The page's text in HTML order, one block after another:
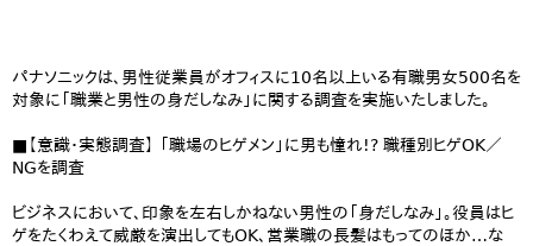
パナソニックは、男性従業員がオフィスに10名以上いる有職男女500名を
対象に「職業と男性の身だしなみ」に関する調査を実施いたしました。
■【意識・実態調査】 「職場のヒゲメン」に男も憧れ!? 職種別ヒゲOK／
NGを調査
ビジネスにおいて、印象を左右しかねない男性の「身だしなみ」。役員はヒ
ゲをたくわえて威厳を演出してもOK、営業職の長髪はもってのほか…な